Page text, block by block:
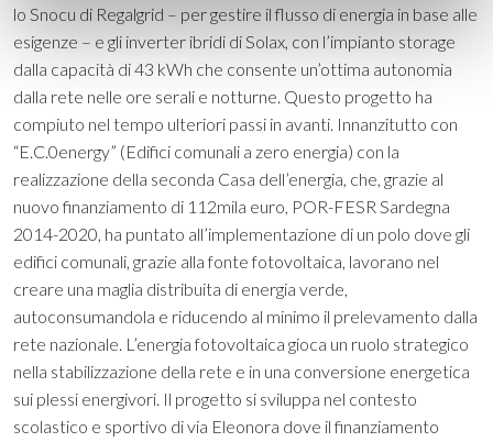
lo Snocu di Regalgrid – per gestire il flusso di energia in base alle
esigenze – e gli inverter ibridi di Solax, con l’impianto storage
dalla capacità di 43 kWh che consente un’ottima autonomia
dalla rete nelle ore serali e notturne. Questo progetto ha
compiuto nel tempo ulteriori passi in avanti. Innanzitutto con
“E.C.0energy” (Edifici comunali a zero energia) con la
realizzazione della seconda Casa dell’energia, che, grazie al
nuovo finanziamento di 112mila euro, POR-FESR Sardegna
2014-2020, ha puntato all’implementazione di un polo dove gli
edifici comunali, grazie alla fonte fotovoltaica, lavorano nel
creare una maglia distribuita di energia verde,
autoconsumandola e riducendo al minimo il prelevamento dalla
rete nazionale. L’energia fotovoltaica gioca un ruolo strategico
nella stabilizzazione della rete e in una conversione energetica
sui plessi energivori. Il progetto si sviluppa nel contesto
scolastico e sportivo di via Eleonora dove il finanziamento